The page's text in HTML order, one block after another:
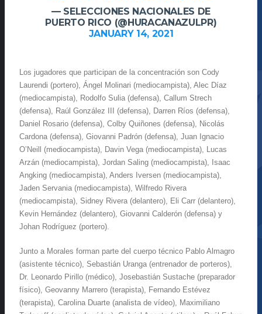
— SELECCIONES NACIONALES DE
PUERTO RICO (@HURACANAZULPR)
JANUARY 14, 2021
Los jugadores que participan de la concentración son Cody
Laurendi (portero), Ángel Molinari (mediocampista), Alec Díaz
(mediocampista), Rodolfo Sulia (defensa), Callum Strech
(defensa), Raúl González III (defensa), Darren Ríos (defensa),
Daniel Rosario (defensa), Colby Quiñones (defensa), Nicolás
Cardona (defensa), Giovanni Padrón (defensa), Juan Ignacio
O’Neill (mediocampista), Davin Vega (mediocampista), Lucas
Arzán (mediocampista), Jordan Saling (mediocampista), Isaac
Angking (mediocampista), Anders Iversen (mediocampista),
Jaden Servania (mediocampista), Wilfredo Rivera
(mediocampista), Sidney Rivera (delantero), Eli Carr (delantero),
Kevin Hernández (delantero), Giovanni Calderón (defensa) y
Johan Rodríguez (portero).
Junto a Morales forman parte del cuerpo técnico Pablo Almagro
(asistente técnico), Sebastián Uranga (entrenador de porteros),
Dr. Leonardo Pirillo (médico), Josebastián Sustache (preparador
físico), Geovanny Marrero (terapista), Fernando Estévez
(terapista), Carolina Duarte (analista de vídeo), Maximiliano